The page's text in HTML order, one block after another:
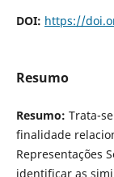
DOI: https://
Resumo
Resumo: Trata-
finalidade
Representações
identificar as